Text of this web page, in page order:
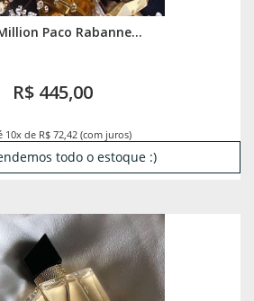
Paco Rabanne...
R$ 445,00
10x de R$ 72,42 (com juros)
todo o estoque :)